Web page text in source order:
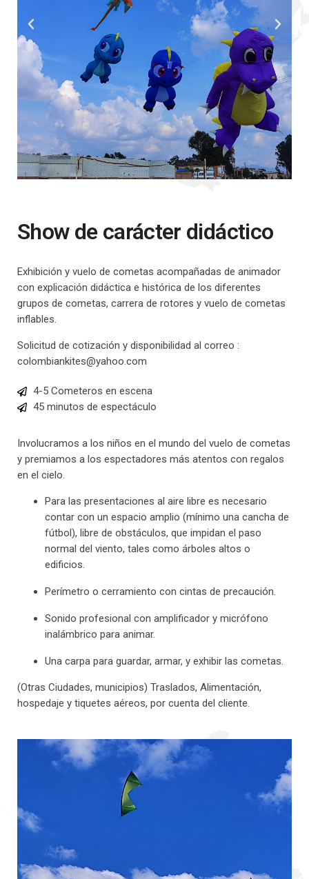
Show de carácter didáctico
Exhibición y vuelo de cometas acompañadas de animador
con explicación didáctica e histórica de los diferentes
grupos de cometas, carrera de rotores y vuelo de cometas
inflables.
Solicitud de cotización y disponibilidad al correo :
colombiankites@yahoo.com
4-5 Cometeros en escena
45 minutos de espectáculo
Involucramos a los niños en el mundo del vuelo de cometas
y premiamos a los espectadores más atentos con regalos
en el cielo.
Para las presentaciones al aire libre es necesario
contar con un espacio amplio (mínimo una cancha de
fútbol), libre de obstáculos, que impidan el paso
normal del viento, tales como árboles altos o
edificios.
Perímetro o cerramiento con cintas de precaución.
Sonido profesional con amplificador y micrófono
inalámbrico para animar.
Una carpa para guardar, armar, y exhibir las cometas.
(Otras Ciudades, municipios) Traslados, Alimentación,
hospedaje y tiquetes aéreos, por cuenta del cliente.